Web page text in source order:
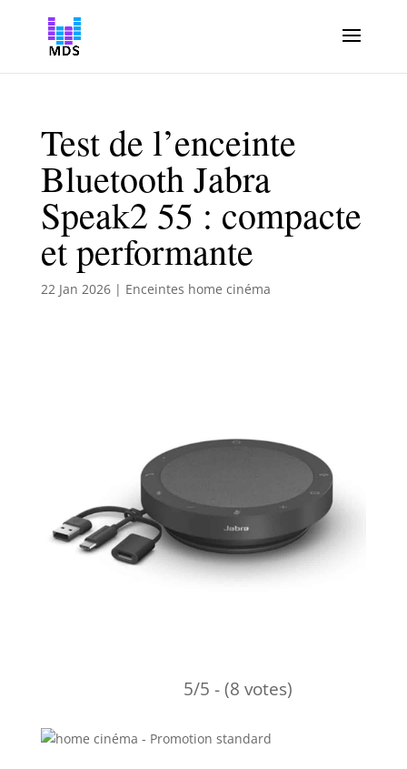
Test de l’enceinte
Bluetooth Jabra
Speak2 55 : compacte
et performante
22 Jan 2026| Enceintes home cinéma
5/5 - (8 votes)